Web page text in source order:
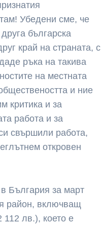
Убедени сме, че
българска
край на страната, с
ръка на такива
на местната
и ние
критика и за
работа и за
свършили работа,
откровен
България за март
район, включващ
лв.), което е